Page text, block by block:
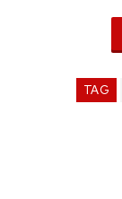
TAG